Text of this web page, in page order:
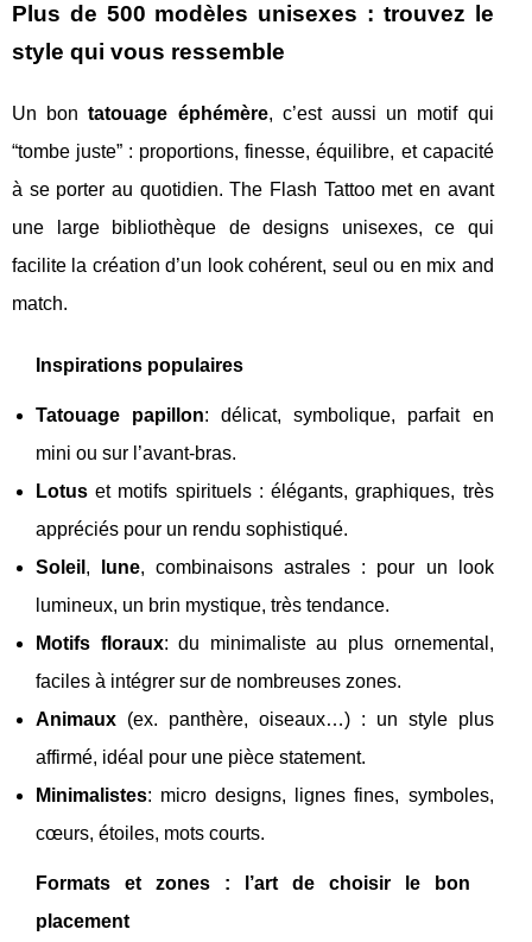
Plus de 500 modèles unisexes : trouvez le
style qui vous ressemble
Un bontatouage éphémère, c’est aussi un motif qui
“tombe juste” : proportions, finesse, équilibre, et capacité
à se porter au quotidien. The Flash Tattoo met en avant
une large bibliothèque de designs unisexes, ce qui
facilite la création d’un look cohérent, seul ou en mix and
match.
Inspirations populaires
Tatouage papillon: délicat, symbolique, parfait en
mini ou sur l’avant-bras.
Lotus et motifs spirituels : élégants, graphiques, très
appréciés pour un rendu sophistiqué.
Soleil , lune, combinaisons astrales : pour un look
lumineux, un brin mystique, très tendance.
Motifs floraux: du minimaliste au plus ornemental,
faciles à intégrer sur de nombreuses zones.
Animaux (ex. panthère, oiseaux…) : un style plus
affirmé, idéal pour une pièce statement.
Minimalistes: micro designs, lignes fines, symboles,
cœurs, étoiles, mots courts.
Formats et zones : l’art de choisir le bon
placement